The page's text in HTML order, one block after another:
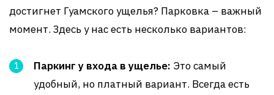
достигнет Гуамского ущелья? Парковка – важный
момент. Здесь у нас есть несколько вариантов:
Паркинг у входа в ущелье: Это самый
удобный, но платный вариант. Всегда есть